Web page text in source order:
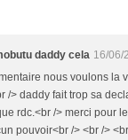
daddy cela 16/06/
nous voulons la
/> daddy fait trop sa
rdc.<br /> merci pour
pouvoir<br /> <br />